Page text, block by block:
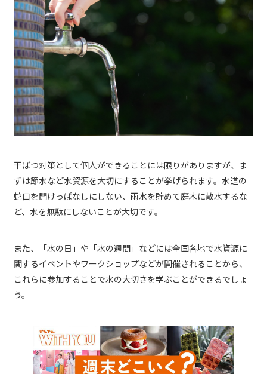
干ばつ対策として個人ができることには限りがありますが、ま
ずは節水など水資源を大切にすることが挙げられます。水道の
蛇口を開けっぱなしにしない、雨水を貯めて庭木に散水するな
ど、水を無駄にしないことが大切です。
また、「水の日」や「水の週間」などには全国各地で水資源に
関するイベントやワークショップなどが開催されることから、
これらに参加することで水の大切さを学ぶことができるでしょ
う。